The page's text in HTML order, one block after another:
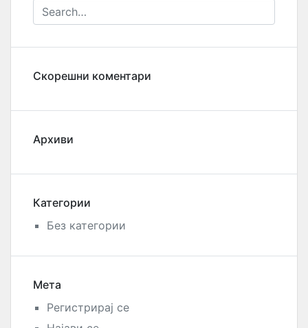
Скорешни коментари
Архиви
Категории
Без категории
Мета
Регистрирај се